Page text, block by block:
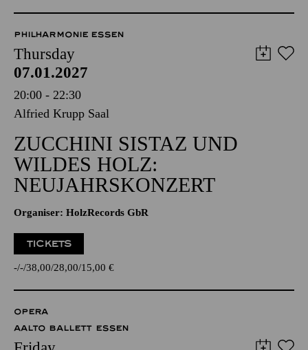
PHILHARMONIE ESSEN
Thursday
07.01.2027
20:00 - 22:30
Alfried Krupp Saal
ZUCCHINI SISTAZ UND
WILDES HOLZ:
NEUJAHRSKONZERT
Organiser: HolzRecords GbR
TICKETS
- - 38,00 28,00 15,00 €
OPERA
AALTO BALLETT ESSEN